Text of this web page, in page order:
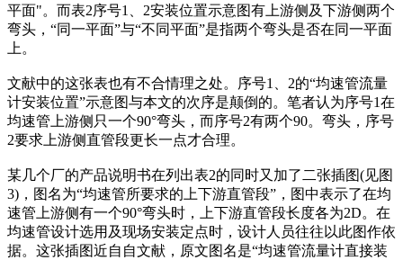
平面"。而表2序号1、2安装位置示意图有上游侧及下游侧两个
弯头，“同一平面”与“不同平面”是指两个弯头是否在同一平面
上。
文献中的这张表也有不合情理之处。序号1、2的“均速管流量
计安装位置”示意图与本文的次序是颠倒的。笔者认为序号1在
均速管上游侧只一个90°弯头，而序号2有两个90。弯头，序号
2要求上游侧直管段更长一点才合理。
某几个厂的产品说明书在列出表2的同时又加了二张插图(见图
3)，图名为“均速管所要求的上下游直管段”，图中表示了在均
速管上游侧有一个90°弯头时，上下游直管段长度各为2D。在
均速管设计选用及现场安装定点时，设计人员往往以此图作依
据。这张插图近自自文献，原文图名是“均速管流量计直接装